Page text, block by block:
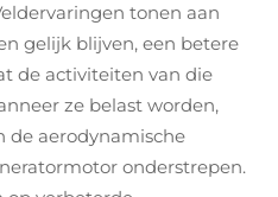
tonen aan
gelijk blijven, een betere
de activiteiten van die
ze belast worden,
de aerodynamische
onderstrepen.